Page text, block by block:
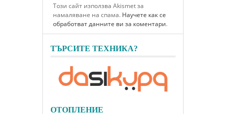
Този сайт използва Akismet за
намаляване на спама. Научете как се
обработват данните ви за коментари.
ТЪРСИТЕ ТЕХНИКА?
ОТОПЛЕНИЕ